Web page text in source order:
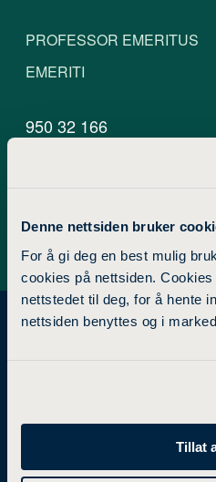
Denne nettsiden bruker
For å gi deg en best mulig
cookies på nettsiden.
nettstedet til deg, for å hente
nettsiden benyttes og i
Tillat
PROFESSOR EMERITUS
EMERITI
950 32 166